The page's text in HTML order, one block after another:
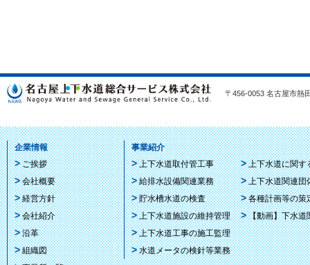
〒456-0053 名古屋市
企業情報
ご挨拶
会社概要
経営方針
会社紹介
沿革
組織図
事業紹介
上下水道取付管工事
給排水設備関連業務
貯水槽水道の検査
上下水道施設の維持管理
上下水道工事の施工監理
水道メータの検針等業務
上下水道に関す
上下水道関連団
各種計画等の策
【動画】下水道